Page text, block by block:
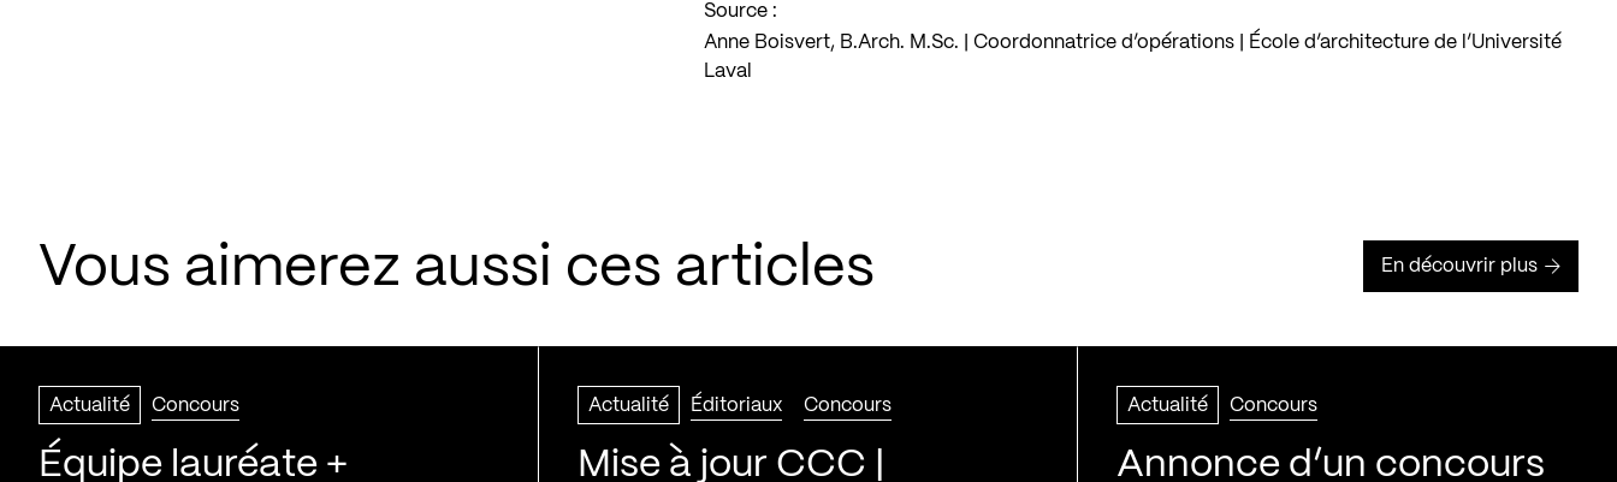
Source :
Anne Boisvert, B.Arch. M.Sc. | Coordonnatrice d’opérations | École d’architecture de l’Université
Laval
Vous aimerez aussi ces articles En découvrir plus
Actualité Concours
Équipe lauréate +
Actualité Éditoriaux Concours
Mise à jour CCC |
Actualité Concours
Annonce d’un concours